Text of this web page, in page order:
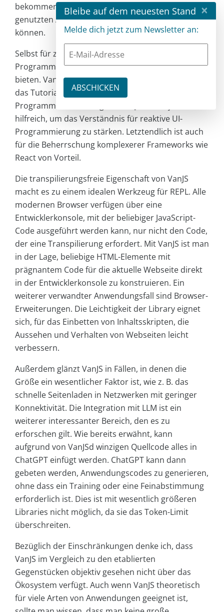
bekommen das Gefühl, dass sie ihre täglich
genutzten Anwendungen auch selber bauen
können.
Selbst für zukünftige professionelle FE-
Programmierer kann VanJS eine sanfte Lernkurve
bieten. VanJS bietet einen sehr leichten Einstieg, da
das Tutorial sehr einfach zu durchlaufen ist. Die
Programmiererfahrung mit VanJS ist auf jeden Fall
hilfreich, um das Verständnis für reaktive UI-
Programmierung zu stärken. Letztendlich ist auch
für die Beherrschung komplexerer Frameworks wie
React von Vorteil.
Die transpilierungsfreie Eigenschaft von VanJS
macht es zu einem idealen Werkzeug für REPL. Alle
modernen Browser verfügen über eine
Entwicklerkonsole, mit der beliebiger JavaScript-
Code ausgeführt werden kann, nur nicht den Code,
der eine Transpilierung erfordert. Mit VanJS ist man
in der Lage, beliebige HTML-Elemente mit
prägnantem Code für die aktuelle Webseite direkt
in der Entwicklerkonsole zu konstruieren. Ein
weiterer verwandter Anwendungsfall sind Browser-
Erweiterungen. Die Leichtigkeit der Library eignet
sich, für das Einbetten von Inhaltsskripten, die
Aussehen und Verhalten von Webseiten leicht
verbessern.
Außerdem glänzt VanJS in Fällen, in denen die
Größe ein wesentlicher Faktor ist, wie z. B. das
schnelle Seitenladen in Netzwerken mit geringer
Konnektivität. Die Integration mit LLM ist ein
weiterer interessanter Bereich, den es zu
erforschen gilt. Wie bereits erwähnt, kann
aufgrund von VanJSd winzigen Quellcode alles in
ChatGPT einfügt werden. ChatGPT kann dann
gebeten werden, Anwendungscodes zu generieren,
ohne dass ein Training oder eine Feinabstimmung
erforderlich ist. Dies ist mit wesentlich größeren
Libraries nicht möglich, da sie das Token-Limit
überschreiten.
Bezüglich der Einschränkungen denke ich, dass
VanJS im Vergleich zu den etablierten
Gegenstücken objektiv gesehen nicht über das
Ökosystem verfügt. Auch wenn VanJS theoretisch
für viele Arten von Anwendungen geeignet ist,
Bleibe auf dem neuesten Stand ×
Melde dich jetzt zum Newsletter an: